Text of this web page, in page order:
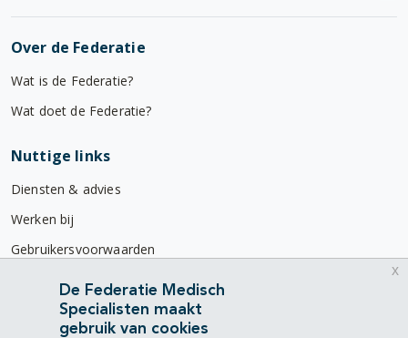
Over de Federatie
Wat is de Federatie?
Wat doet de Federatie?
Nuttige links
Diensten & advies
Werken bij
Gebruikersvoorwaarden
Privacyverklaring
Contact
De Federatie Medisch
Specialisten maakt
gebruik van cookies
x